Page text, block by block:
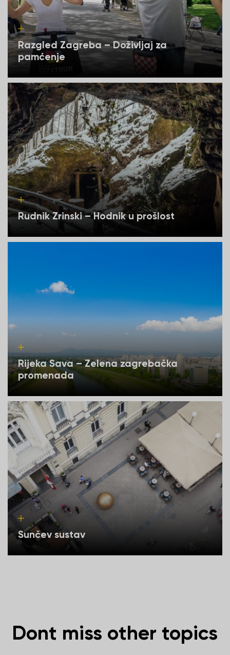
Razgled Zagreba – Doživljaj za
pamćenje
Rudnik Zrinski – Hodnik u prošlost
Rijeka Sava – Zelena zagrebačka
promenada
Sunčev sustav
Dont miss other topics